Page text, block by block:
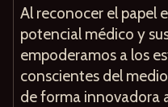
Al reconocer el papel
potencial médico y
empoderamos a los
conscientes del
de forma innovadora